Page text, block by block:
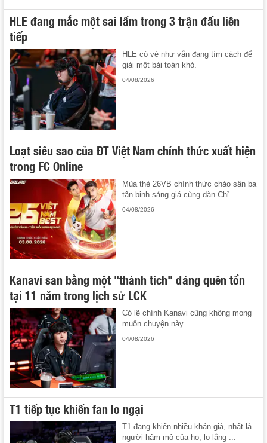
HLE đang mắc một sai lầm trong 3 trận đấu liên
tiếp
HLE có vẻ như vẫn đang tìm cách để
giải một bài toán khó.
04/08/2026
Loạt siêu sao của ĐT Việt Nam chính thức xuất hiện
trong FC Online
Mùa thẻ 26VB chính thức chào sân ba
tân binh sáng giá cùng dàn Chỉ ...
04/08/2026
Kanavi san bằng một "thành tích" đáng quên tồn
tại 11 năm trong lịch sử LCK
Có lẽ chính Kanavi cũng không mong
muốn chuyện này.
04/08/2026
T1 tiếp tục khiến fan lo ngại
T1 đang khiến nhiều khán giả, nhất là
người hâm mộ của họ, lo lắng ...